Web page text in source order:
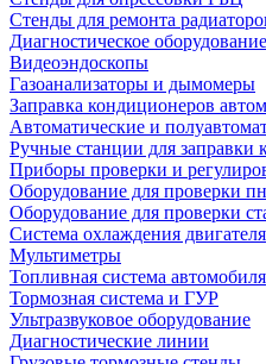
Стенды для ремонта
Диагностическое оборудование
Видеоэндоскопы
Газоанализаторы и дымомеры
Заправка кондиционеров
Автоматические и
Ручные станции для заправки
Приборы проверки и
Оборудование для проверки
Оборудование для проверки
Система охлаждения двигателя
Мультиметры
Топливная система автомобиля
Тормозная система и ГУР
Ультразвуковое оборудование
Диагностические линии